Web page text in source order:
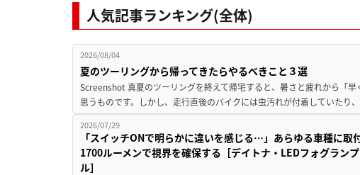
人気記事ランキング(全体)
2026/08/04
夏のツーリングから帰ってきたらやるべきこと３選
Screenshot 真夏のツーリングを終えて帰宅すると、暑さと疲れから「
思うものです。しかし、走行直後のバイクには虫汚れが付着していたり
2026/07/29
「スイッチONで明らかに違いを感じる…」あらゆる車種に取
1700ルーメンで視界を確保する［デイトナ・LEDフォグラン
ル］